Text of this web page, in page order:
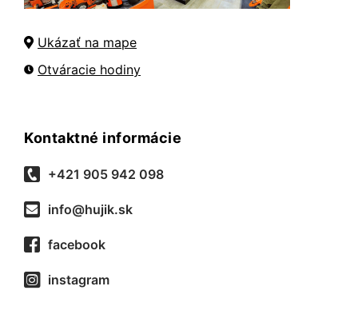
Ukázať na mape
Otváracie hodiny
Kontaktné informácie
+421 905 942 098
info@hujik.sk
facebook
instagram